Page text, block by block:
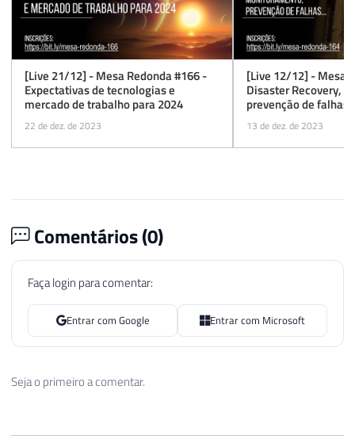
[Live 21/12] - Mesa Redonda #166 -
Expectativas de tecnologias e
mercado de trabalho para 2024
22 de dez. de 2023
[Live 12/12] - Mesa
Disaster Recovery,
prevenção de falhas
13 de dez. de 2023
Comentários (0)
Faça login para comentar:
Entrar com Google Entrar com Microsoft
Seja o primeiro a comentar.